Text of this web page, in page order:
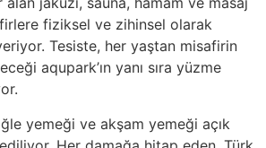
fiziksel ve zihinsel olarak
Tesiste, her yaştan misafirin
aqupark’ın yanı sıra yüzme
yemeği ve akşam yemeği açık